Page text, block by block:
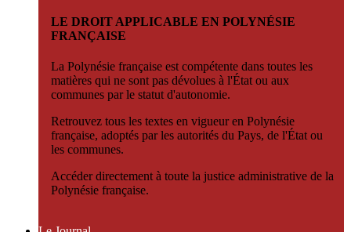
LE DROIT APPLICABLE EN POLYNÉSIE
FRANÇAISE
La Polynésie française est compétente dans toutes les
matières qui ne sont pas dévolues à l'État ou aux
communes par le statut d'autonomie.
Retrouvez tous les textes en vigueur en Polynésie
française, adoptés par les autorités du Pays, de l'État ou
les communes.
Accéder directement à toute la justice administrative de la
Polynésie française.